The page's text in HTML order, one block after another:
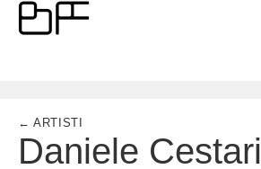
← ARTISTI
Daniele Cestari